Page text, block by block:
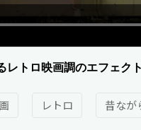
レトロ映画調のエフェク
レトロ 昔なが